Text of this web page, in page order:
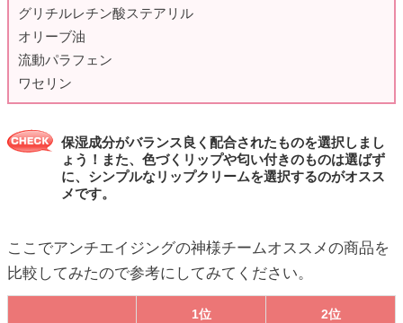
グリチルレチン酸ステアリル
オリーブ油
流動パラフェン
ワセリン
保湿成分がバランス良く配合されたものを選択しまし
ょう！また、色づくリップや匂い付きのものは選ばず
に、シンプルなリップクリームを選択するのがオスス
メです。
ここでアンチエイジングの神様チームオススメの商品を
比較してみたので参考にしてみてください。
1位 2位